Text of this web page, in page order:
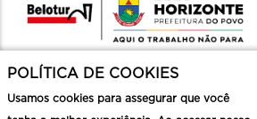
POLÍTICA DE COOKIES
Usamos cookies para assegurar que você